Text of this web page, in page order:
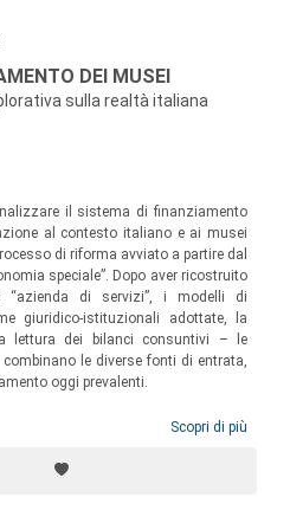
DEI MUSEI
sulla realtà italiana
il sistema di finanziamento
al contesto italiano e ai musei
di riforma avviato a partire dal
speciale”. Dopo aver ricostruito
“azienda di servizi”, i modelli di
giuridico-istituzionali adottate, la
lettura dei bilanci consuntivi – le
le diverse fonti di entrata,
oggi prevalenti.
Scopri di più